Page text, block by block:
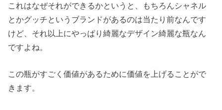
これはなぜそれができるかというと、もちろんシャネル
とかグッチというブランドがあるのは当たり前なんです
けど、それ以上にやっぱり綺麗なデザイン綺麗な瓶なん
ですよね。
この瓶がすごく価値があるために価値を上げることがで
きます。